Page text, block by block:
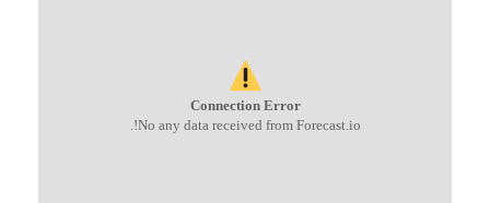
Connection Error
No any data received from Forecast.io!.